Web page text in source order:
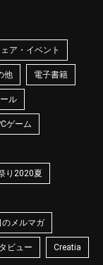
ア・イベント
他 電子書籍
ル
ゲーム
り2020夏
のメルマガ
ビュー Creatia